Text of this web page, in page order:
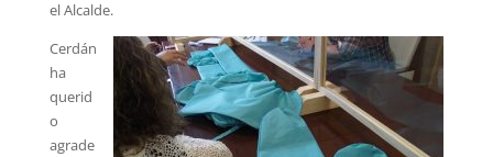
el Alcalde.
Cerdán
ha
querid
o
agrade